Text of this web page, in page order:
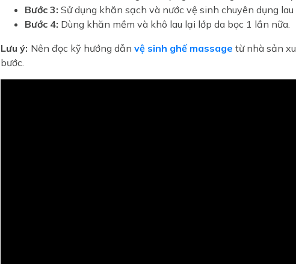
Bước 3: Sử dụng khăn sạch và nước vệ sinh chuyên dụng
Bước 4: Dùng khăn mềm và khô lau lại lớp da bọc 1 lần nữa.
Lưu ý: Nên đọc kỹ hướng dẫn vệ sinh ghế massage từ nhà sản
bước.